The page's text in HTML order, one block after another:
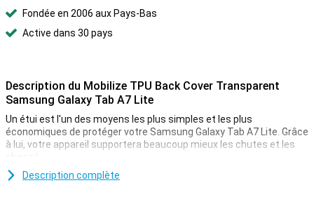
Fondée en 2006 aux Pays-Bas
Active dans 30 pays
Description du Mobilize TPU Back Cover Transparent
Samsung Galaxy Tab A7 Lite
Un étui est l'un des moyens les plus simples et les plus
économiques de protéger votre Samsung Galaxy Tab A7 Lite. Grâce
à lui, votre appareil supportera beaucoup mieux les chutes et les
chocs !
Cet étui a de la place pour quelques cartes et de l'argent. Ainsi,
Description complète